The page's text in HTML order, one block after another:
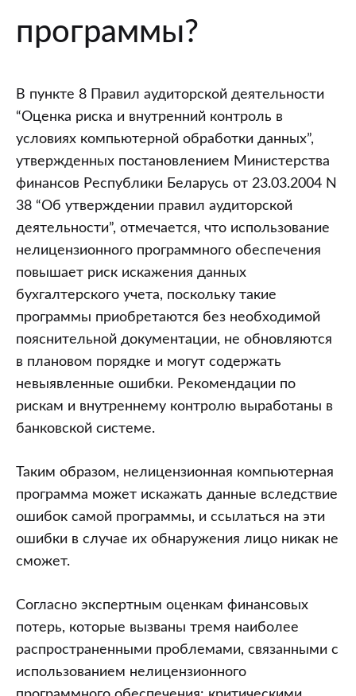
программы?
В пункте 8 Правил аудиторской деятельности
“Оценка риска и внутренний контроль в
условиях компьютерной обработки данных”,
утвержденных постановлением Министерства
финансов Республики Беларусь от 23.03.2004 N
38 “Об утверждении правил аудиторской
деятельности”, отмечается, что использование
нелицензионного программного обеспечения
повышает риск искажения данных
бухгалтерского учета, поскольку такие
программы приобретаются без необходимой
пояснительной документации, не обновляются
в плановом порядке и могут содержать
невыявленные ошибки. Рекомендации по
рискам и внутреннему контролю выработаны в
банковской системе.
Таким образом, нелицензионная компьютерная
программа может искажать данные вследствие
ошибок самой программы, и ссылаться на эти
ошибки в случае их обнаружения лицо никак не
сможет.
Согласно экспертным оценкам финансовых
потерь, которые вызваны тремя наиболее
распространенными проблемами, связанными с
использованием нелицензионного